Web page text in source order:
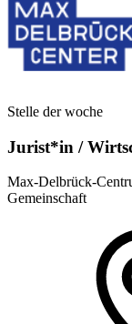
Stelle der woche
Jurist*in /
Max-Delbrück-
Gemeinschaft